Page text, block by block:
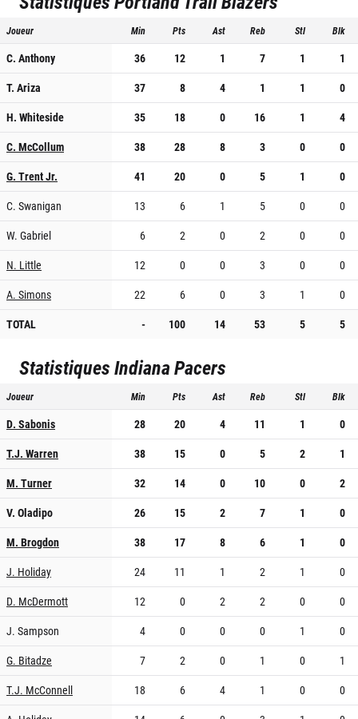
Joueur Min Pts Ast Reb Stl Blk
C. Anthony 36 12 1 7 1
1
T. Ariza
37 8 4 1 1
0
H. Whiteside
35 18 0 16 1
4
C. McCollum
38 28 8 3 0
0
G. Trent Jr.
41 20 0 5 1
0
C. Swanigan
13 6 1 5 0
0
W. Gabriel
6 2 0 2 0
0
N. Little
12 0 0 3 0
0
A. Simons
22 6 0 3 1
0
TOTAL
- 100 14 53 5 5
StatistiquesIndiana Pacers
Joueur Min Pts Ast Reb Stl Blk
D. Sabonis 28 20 4 11 1
0
T.J. Warren
38 15 0 5 2
1
M. Turner
32 14 0 10 0
2
V. Oladipo
26 15 2 7 1
0
M. Brogdon
38 17 8 6 1
0
J. Holiday
24 11 1 2 1
0
D. McDermott
12 0 2 2 0
0
J. Sampson
4 0 0 0 1
0
G. Bitadze
7 2 0 1 0
1
T.J. McConnell
18 6 4 1 0
0